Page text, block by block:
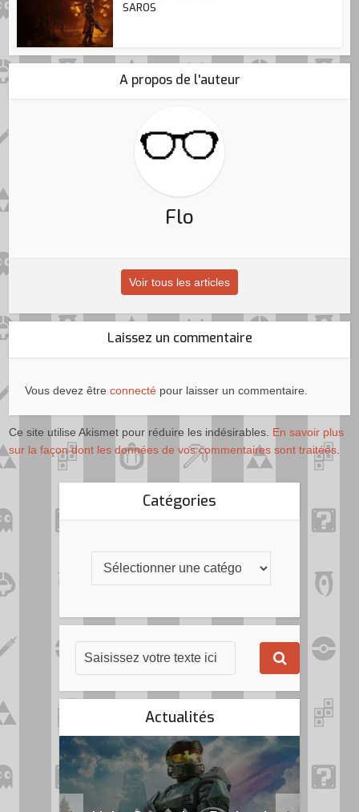
SAROS
A propos de l'auteur
Flo
Voir tous les articles
Laissez un commentaire
Vous devez êtreconnecté pour laisser un commentaire.
Ce site utilise Akismet pour réduire les indésirables. En savoir plus
sur la façon dont les données de vos commentaires sont traitées
Catégories
Actualités